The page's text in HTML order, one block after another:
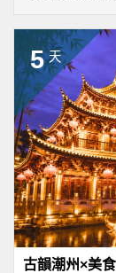
5 天
古韻潮州×美